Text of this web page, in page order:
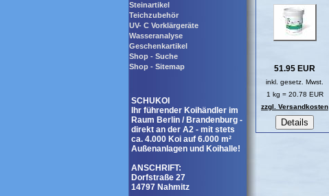
Steinartikel
Teichzubehör
UV- C Vorklärgeräte
Wasseranalyse
Geschenkartikel
Shop - Suche
Shop - Sitemap
SCHUKOI
Ihr führender Koihändler im
Raum Berlin / Brandenburg -
direkt an der A2 - mit stets
ca. 4.000 Koi auf 6.000 m²
Außenanlagen und Koihalle!
ANSCHRIFT:
Dorfstraße 27
14797 Nahmitz
51.95 EUR
inkl. gesetz. Mwst.
1 kg = 20.78 EUR
zzgl. Versandkosten